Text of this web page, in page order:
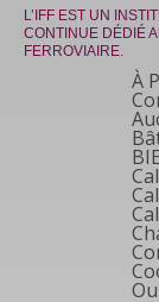
L’IFF EST UN
CONTINUE DÉDIÉ
FERROVIAIRE.
À